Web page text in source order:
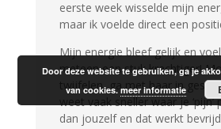
eerste week wisselde mijn
maar ik voelde direct een
Mijn energie bleef gelijk en
meteen een stuk krachtiger!
twijfelen, ga met haar in
weet vaak sneller waar je ‘pijn’
dan jouzelf en dat werkt
Door deze website te gebruiken, ga je
van cookies. meer informatie